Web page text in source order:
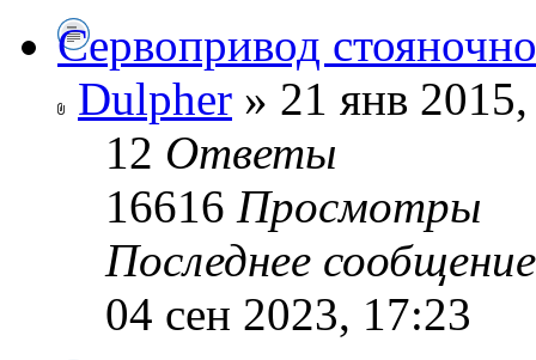
Сервопривод
Dulpher » 21 янв
12 Ответы
16616 Просмотры
Последнее
04 сен 2023, 17:23